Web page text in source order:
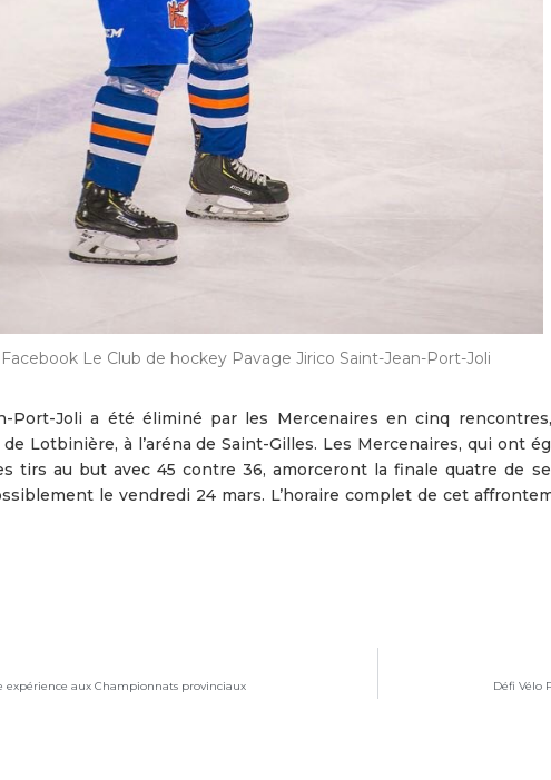
Le Club de hockey Pavage Jirico Saint-Jean-Port-Joli
Port-Joli a été éliminé par les Mercenaires en cinq
Lotbinière, à l’aréna de Saint-Gilles. Les Mercenaires, qui ont
tirs au but avec 45 contre 36, amorceront la finale quatre de
le vendredi 24 mars. L’horaire complet de cet
expérience aux Championnats provinciaux Défi Vélo